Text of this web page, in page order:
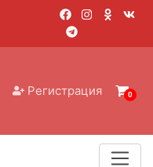
Регистрация 0